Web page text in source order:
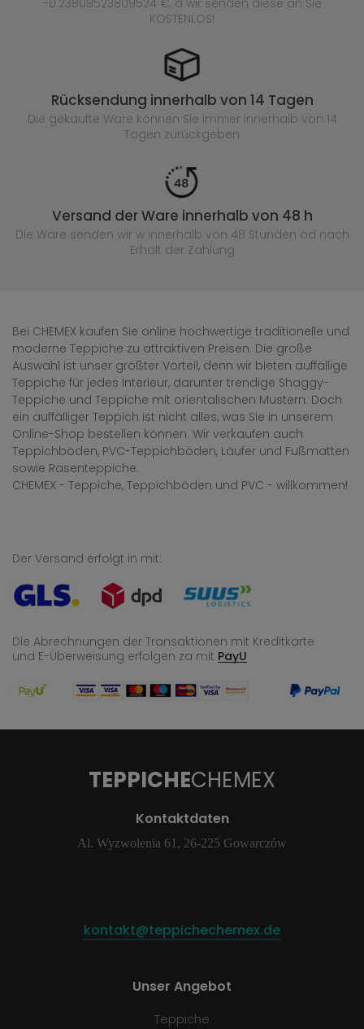
-0.23809523809524 €, a wir senden diese an Sie
KOSTENLOS!
Rücksendung innerhalb von 14 Tagen
Die gekaufte Ware können Sie immer innerhalb von 14
Tagen zurückgeben
Versand der Ware innerhalb von 48 h
Die Ware senden wir w innerhalb von 48 Stunden od nach
Erhalt der Zahlung
Bei CHEMEX kaufen Sie online hochwertige traditionelle und
moderne Teppiche zu attraktiven Preisen. Die große
Auswahl ist unser größter Vorteil, denn wir bieten auffällige
Teppiche für jedes Interieur, darunter trendige Shaggy-
Teppiche und Teppiche mit orientalischen Mustern. Doch
ein auffälliger Teppich ist nicht alles, was Sie in unserem
Online-Shop bestellen können. Wir verkaufen auch
Teppichböden, PVC-Teppichböden, Läufer und Fußmatten
sowie Rasenteppiche.
CHEMEX - Teppiche, Teppichböden und PVC - willkommen!
Der Versand erfolgt in mit:
Die Abrechnungen der Transaktionen mit Kreditkarte
und E-Überweisung erfolgen za mit PayU
TEPPICHECHEMEX
Kontaktdaten
Al. Wyzwolenia 61, 26-225 Gowarczów
kontakt@teppichechemex.de
Unser Angebot
Teppiche